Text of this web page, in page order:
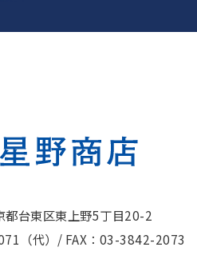
台東区東上野5丁目20-2
（代） / FAX：03-3842-2073